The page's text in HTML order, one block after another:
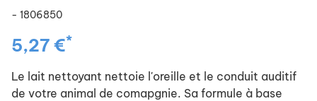
- 1806850
5,27 €*
Le lait nettoyant nettoie l'oreille et le conduit auditif
de votre animal de comapgnie. Sa formule à base